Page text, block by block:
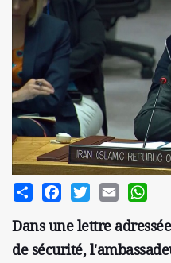
Share FacebookTwitterEmail
Dans une lettre
de sécurité,